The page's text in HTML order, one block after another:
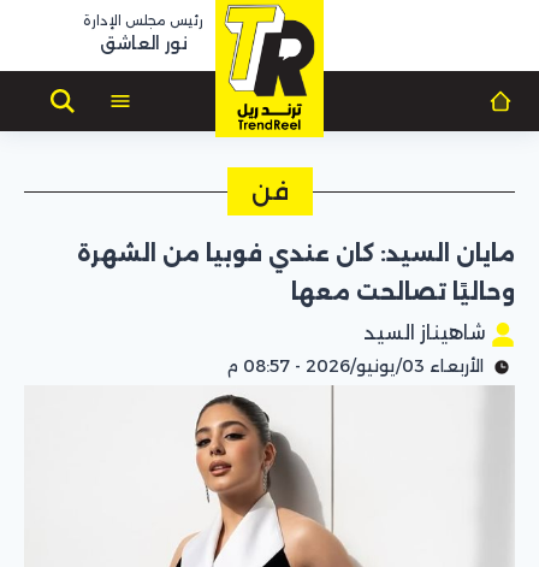
رئيس مجلس الإدارة
نور العاشق
فن
مايان السيد: كان عندي فوبيا من الشهرة
وحاليًا تصالحت معها
شاهيناز السيد
الأربعاء 03/يونيو/2026 - 08:57 م